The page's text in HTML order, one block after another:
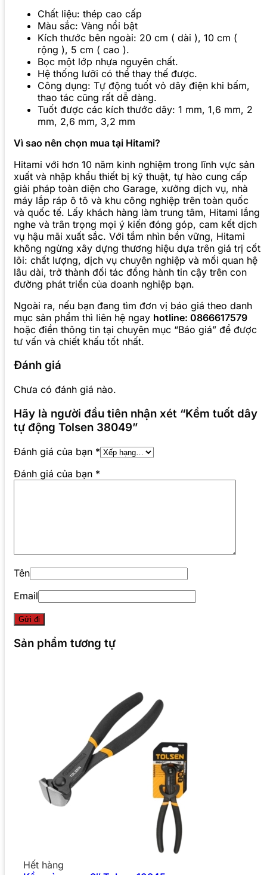
Chất liệu: thép cao cấp
Màu sắc: Vàng nổi bật
Kích thước bên ngoài: 20 cm ( dài ), 10 cm (
rộng ), 5 cm ( cao ).
Bọc một lớp nhựa nguyên chất.
Hệ thống lưỡi có thể thay thế được.
Công dụng: Tự động tuốt vỏ dây điện khi bấm,
thao tác cũng rất dễ dàng.
Tuốt được các kích thước dây: 1 mm, 1,6 mm, 2
mm, 2,6 mm, 3,2 mm
Vì sao nên chọn mua tại Hitami?
Hitami với hơn 10 năm kinh nghiệm trong lĩnh vực sản
xuất và nhập khẩu thiết bị kỹ thuật, tự hào cung cấp
giải pháp toàn diện cho Garage, xưởng dịch vụ, nhà
máy lắp ráp ô tô và khu công nghiệp trên toàn quốc
và quốc tế. Lấy khách hàng làm trung tâm, Hitami lắng
nghe và trân trọng mọi ý kiến đóng góp, cam kết dịch
vụ hậu mãi xuất sắc. Với tầm nhìn bền vững, Hitami
không ngừng xây dựng thương hiệu dựa trên giá trị cốt
lõi: chất lượng, dịch vụ chuyên nghiệp và mối quan hệ
lâu dài, trở thành đối tác đồng hành tin cậy trên con
đường phát triển của doanh nghiệp bạn.
Ngoài ra, nếu bạn đang tìm đơn vị báo giá theo danh
mục sản phẩm thì liên hệ ngay hotline: 0866617579
hoặc điền thông tin tại chuyên mục “Báo giá” để được
tư vấn và chiết khấu tốt nhất.
Đánh giá
Chưa có đánh giá nào.
Hãy là người đầu tiên nhận xét “Kềm tuốt dây
tự động Tolsen 38049”
Đánh giá của bạn *
Đánh giá của bạn *
Tên
Email
Sản phẩm tương tự
Hết hàng